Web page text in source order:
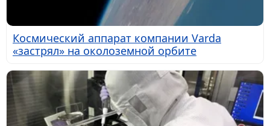
Космический аппарат компании Varda
«застрял» на околоземной орбите